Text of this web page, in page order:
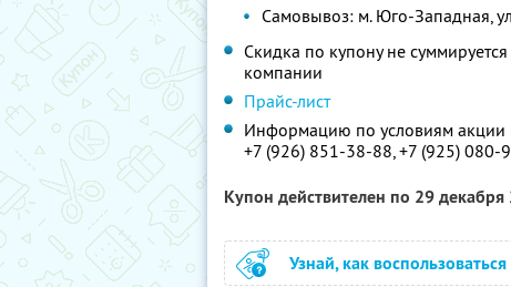
Самовывоз: м. Юго-Западная,
Скидка по купону не
компании
Прайс-лист
Информацию по условиям акции
+7 (926) 851-38-88,+7 (925) 080-
Купон действителен по 29
Узнай, как